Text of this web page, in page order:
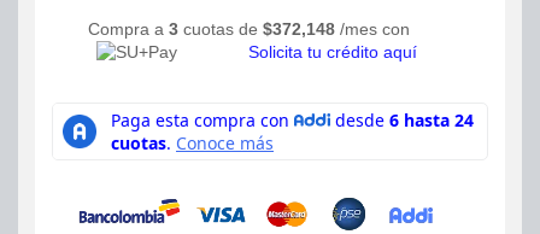
Compra a 3 cuotas de $372,148 /mes con
Solicita tu crédito aquí